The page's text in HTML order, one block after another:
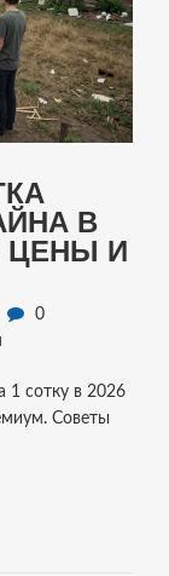
В
ЦЕНЫ И
0
1 сотку в 2026
Советы